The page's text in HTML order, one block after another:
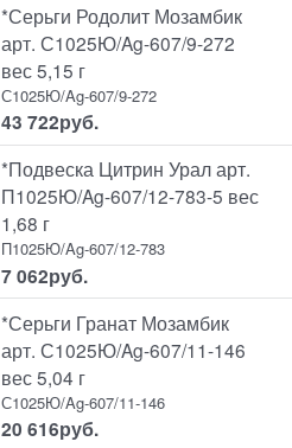
*Серьги Родолит Мозамбик
арт. С1025Ю/Ag-607/9-272
вес 5,15 г
С1025Ю/Ag-607/9-272
43 722руб.
*Подвеска Цитрин Урал арт.
П1025Ю/Ag-607/12-783-5 вес
1,68 г
П1025Ю/Ag-607/12-783
7 062руб.
*Серьги Гранат Мозамбик
арт. С1025Ю/Ag-607/11-146
вес 5,04 г
С1025Ю/Ag-607/11-146
20 616руб.